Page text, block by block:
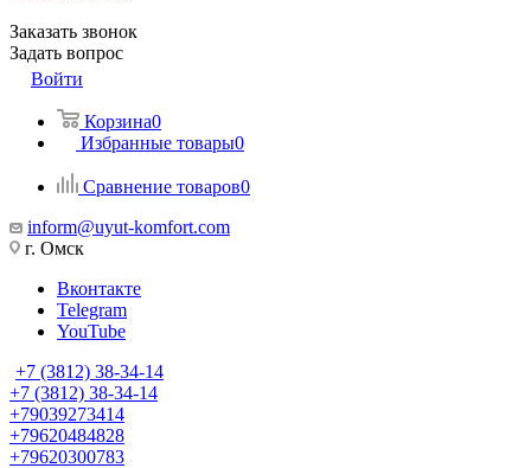
Заказать звонок
Задать вопрос
Войти
Корзина0
Избранные товары0
Сравнение товаров0
inform@uyut-komfort.com
г. Омск
Вконтакте
Telegram
YouTube
+7 (3812) 38-34-14
+7 (3812) 38-34-14
+79039273414
+79620484828
+79620300783